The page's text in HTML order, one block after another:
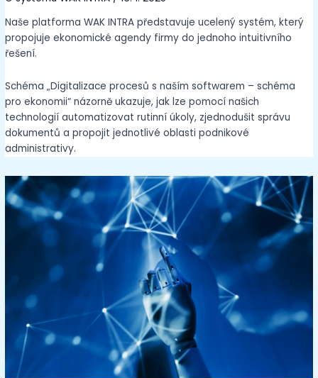
Naše platforma WAK INTRA představuje ucelený systém, který
propojuje ekonomické agendy firmy do jednoho intuitivního
řešení.
Schéma „Digitalizace procesů s naším softwarem – schéma
pro ekonomii“ názorně ukazuje, jak lze pomocí našich
technologií automatizovat rutinní úkoly, zjednodušit správu
dokumentů a propojit jednotlivé oblasti podnikové
administrativy.